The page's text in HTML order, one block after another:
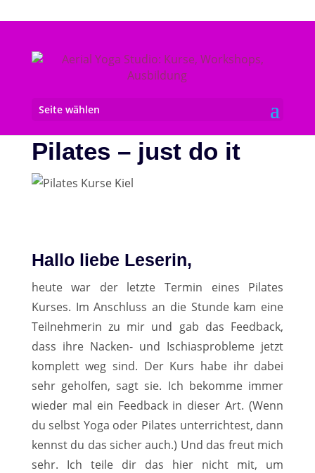
Seite wählen
Pilates – just do it
Hallo liebe Leserin,
heute war der letzte Termin eines Pilates
Kurses. Im Anschluss an die Stunde kam eine
Teilnehmerin zu mir und gab das Feedback,
dass ihre Nacken- und Ischiasprobleme jetzt
komplett weg sind. Der Kurs habe ihr dabei
sehr geholfen, sagt sie. Ich bekomme immer
wieder mal ein Feedback in dieser Art. (Wenn
du selbst Yoga oder Pilates unterrichtest, dann
kennst du das sicher auch.) Und das freut mich
sehr. Ich teile dir das hier nicht mit, um